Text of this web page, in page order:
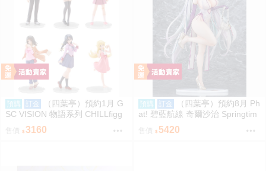
預購 訂金
（四葉亭）預約1月 G
SC VISION 物語系列 CHILLfigg
化物語 中盒6入販售 0923
售價 3160
預購 訂金
（四葉亭）預約8月 Ph
at! 碧藍航線 奇爾沙治 Springtim
e Data 1/6 PVC 0923
售價 5420